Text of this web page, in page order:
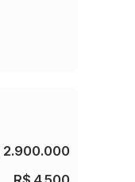
2.900.000